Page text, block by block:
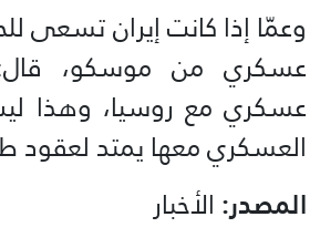
وعمّا إذا كانت إيران تسعى
عسكري من موسكو، قال:
عسكري مع روسيا، وهذا
العسكري معها يمتد لعقود
المصدر: الأخبار